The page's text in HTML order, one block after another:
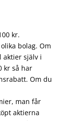
kr.
bolag. Om
aktier själv i
kr så har
Om du
man får
aktierna